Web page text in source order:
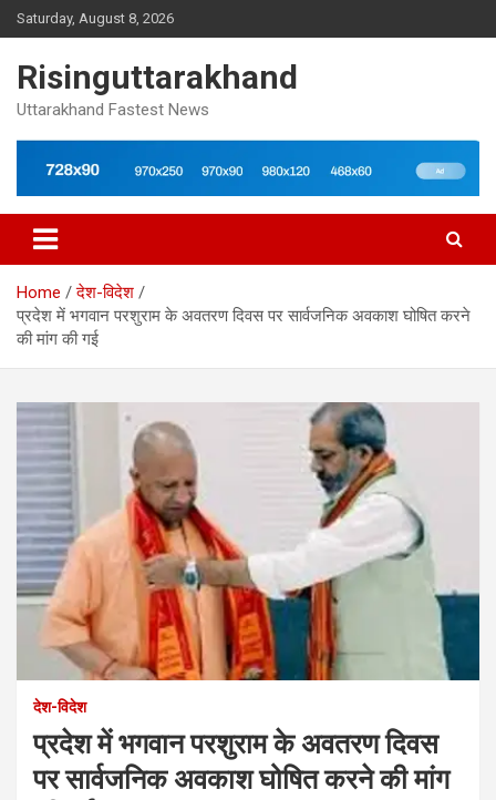
Skip
to
Saturday, August 8, 2026
Risinguttarakhand
Uttarakhand Fastest News
Home
देश-विदेश
प्रदेश में भगवान परशुराम के अवतरण दिवस पर सार्वजनिक अवकाश घोषित करने
की मांग की गई
देश-विदेश
प्रदेश में भगवान परशुराम के अवतरण दिवस
पर सार्वजनिक अवकाश घोषित करने की मांग